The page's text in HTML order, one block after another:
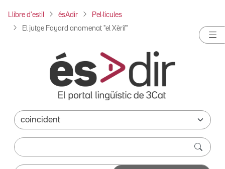
Llibre d'estil ésAdir Pel·lícules
El jutge Fayard anomenat "el Xèrif"